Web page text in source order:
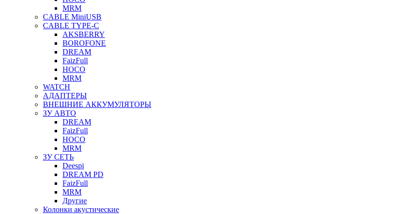
MRM
CABLE MiniUSB
CABLE TYPE-C
AKSBERRY
BOROFONE
DREAM
FaizFull
HOCO
MRM
WATCH
АДАПТЕРЫ
ВНЕШНИЕ АККУМУЛЯТОРЫ
ЗУ АВТО
DREAM
FaizFull
HOCO
MRM
ЗУ СЕТЬ
Deespi
DREAM PD
FaizFull
MRM
Другие
Колонки акустические